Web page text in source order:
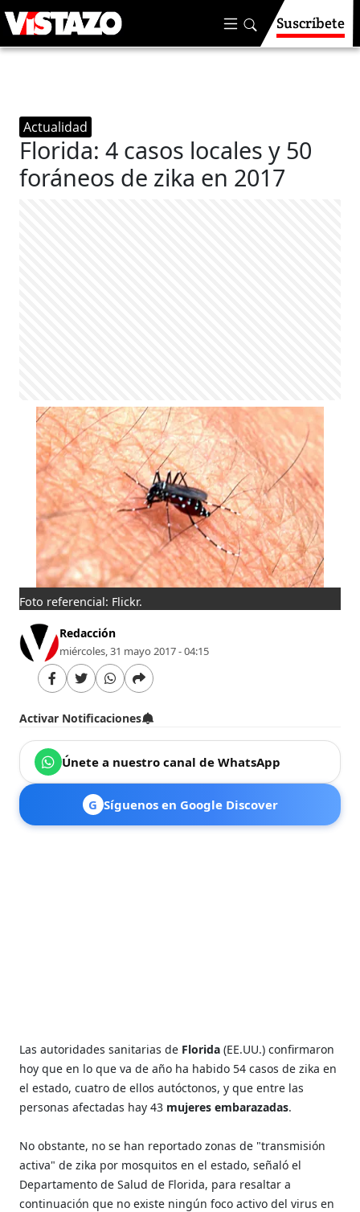
Suscríbete
Actualidad
Florida: 4 casos locales y 50
foráneos de zika en 2017
Foto referencial: Flickr.
Redacción
miércoles, 31 mayo 2017 - 04:15
Activar Notificaciones
Únete a nuestro canal de WhatsApp
G Síguenos en Google Discover
Las autoridades sanitarias de Florida (EE.UU.) confirmaron
hoy que en lo que va de año ha habido 54 casos de zika en
el estado, cuatro de ellos autóctonos, y que entre las
personas afectadas hay 43 mujeres embarazadas.
No obstante, no se han reportado zonas de "transmisión
activa" de zika por mosquitos en el estado, señaló el
Departamento de Salud de Florida, para resaltar a
continuación que no existe ningún foco activo del virus en